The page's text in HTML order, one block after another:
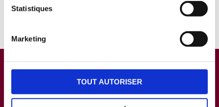
Statistiques
Marketing
TOUT AUTORISER
d’Uniporc Ouest
Tweet